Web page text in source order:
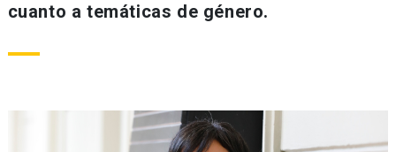
cuanto a temáticas de género.